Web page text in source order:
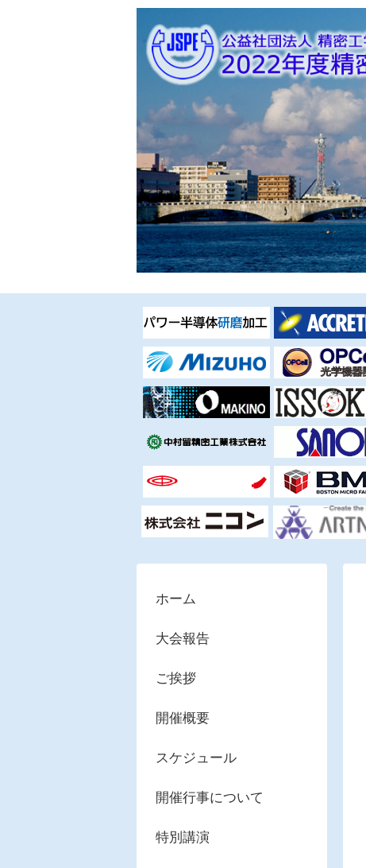
ホーム
大会報告
ご挨拶
開催概要
スケジュール
開催行事について
特別講演